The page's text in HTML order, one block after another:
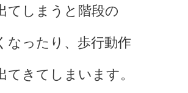
てしまうと階段の
なったり、歩行動作
てきてしまいます。